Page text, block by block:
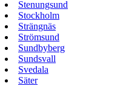
Stenungsund
Stockholm
Strängnäs
Strömsund
Sundbyberg
Sundsvall
Svedala
Säter